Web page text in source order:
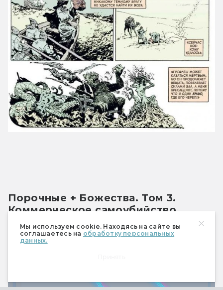
Мы используем cookie. Находясь на сайте вы
соглашаетесь на обработку персональных
данных.
Порочные + Божества. Том 3.
Коммерческое самоубийство